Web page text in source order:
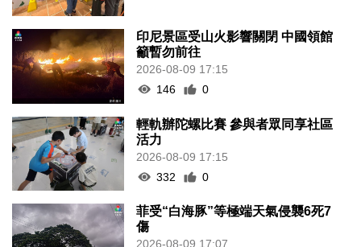
印尼景區受山火影響關閉 中國領館
籲暫勿前往
2026-08-09 17:15
146
0
輕軌辦陀螺比賽 參與者眾同享社區
活力
2026-08-09 17:15
332
0
菲受“白海豚”等極端天氣侵襲6死7
傷
2026-08-09 17:07